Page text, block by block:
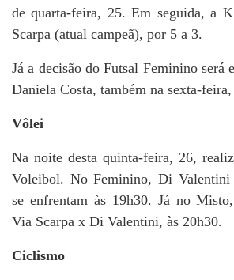
de quarta-feira, 25. Em seguida, a
Scarpa (atual campeã), por 5 a 3.
Já a decisão do Futsal Feminino
Daniela Costa, também na sexta-
Vôlei
Na noite desta quinta-feira, 26,
Voleibol. No Feminino, Di Valentini
se enfrentam às 19h30. Já no
Via Scarpa x Di Valentini, às 20h30.
Ciclismo